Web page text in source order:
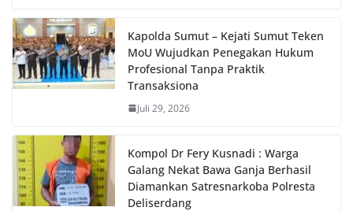
Kapolda Sumut – Kejati Sumut Teken
MoU Wujudkan Penegakan Hukum
Profesional Tanpa Praktik
Transaksiona
Juli 29, 2026
Kompol Dr Fery Kusnadi : Warga
Galang Nekat Bawa Ganja Berhasil
Diamankan Satresnarkoba Polresta
Deliserdang